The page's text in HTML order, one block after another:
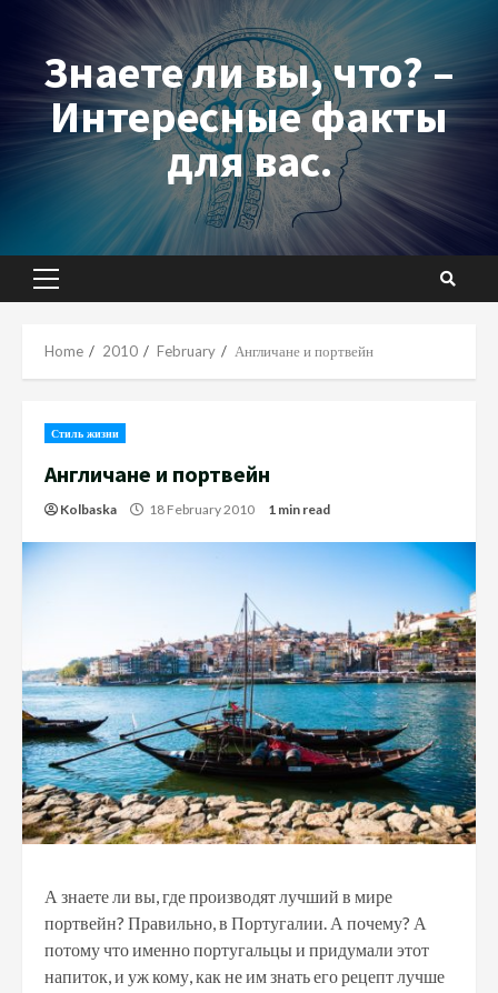
contentЗнаете ли вы, что? –
Интересные факты
для вас.
Primary
Home 2010 February Англичане и портвейн
Стиль жизни
Англичане и портвейн
Kolbaska 18 February 2010 1 min read
А знаете ли вы, где производят лучший в мире
портвейн? Правильно, в Португалии. А почему? А
потому что именно португальцы и придумали этот
напиток, и уж кому, как не им знать его рецепт лучше